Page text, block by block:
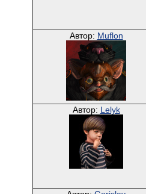
Автор: Muflon
Автор: Lelyk